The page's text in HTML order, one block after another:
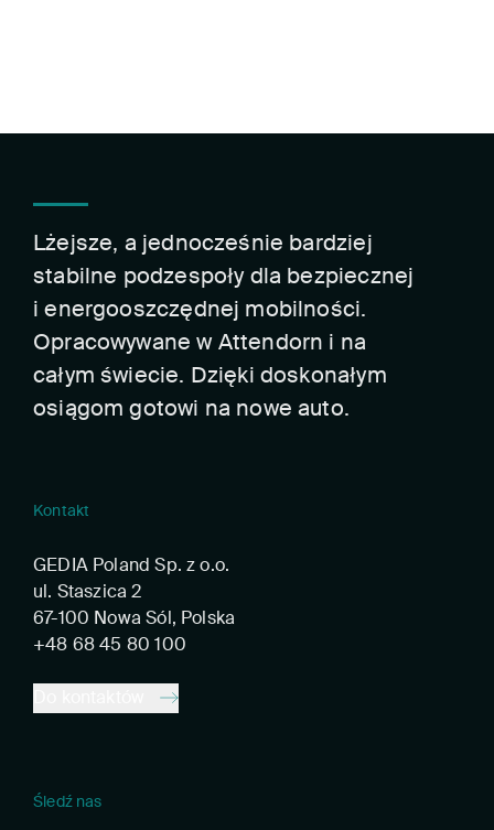
Lżejsze, a jednocześnie bardziej
stabilne podzespoły dla bezpiecznej
i energooszczędnej mobilności.
Opracowywane w Attendorn i na
całym świecie. Dzięki doskonałym
osiągom gotowi na nowe auto.
Kontakt
GEDIA Poland Sp. z o.o.
ul. Staszica 2
67-100 Nowa Sól, Polska
+48 68 45 80 100
Śledź nas